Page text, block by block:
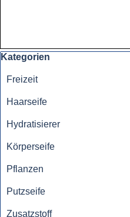
Block überspringen Kategorien
Kategorien
Freizeit
Haarseife
Hydratisierer
Körperseife
Pflanzen
Putzseife
Zusatzstoff